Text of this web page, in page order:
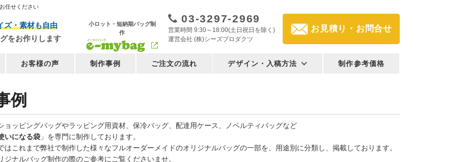
任せください
ズ・素材も自由
をお作りします
小ロット・短納期バッグ制
作
03-3297-2969
営業時間 9:30～18:00(土日祝日を除く)
運営会社 (株)シーズプロダクツ
お見積り・お問合せ
お客様の声 制作事例 ご注文の流れ デザイン・入稿方法 制作参考価格
例
ョッピングバッグやラッピング用資材、保冷バッグ、配達用ケース、ノベルティバッグなど
いになる袋 」を専門に制作しております。
はこれまで弊社で制作した様々なフルオーダーメイドのオリジナルバッグの一部を、用途別に分類し、掲載しております。
ジナルバッグ制作の際のご参考にご覧くださいませ。